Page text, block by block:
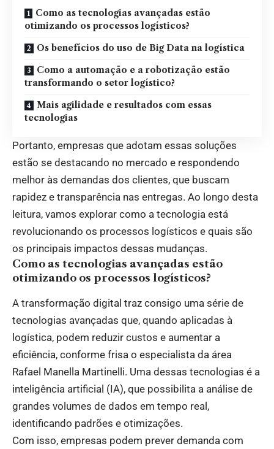
Como as tecnologias avançadas estão
otimizando os processos logísticos?
Os benefícios do uso de Big Data na logística
Como a automação e a robotização estão
transformando o setor logístico?
Mais agilidade e resultados com essas
tecnologias
Portanto, empresas que adotam essas soluções
estão se destacando no mercado e respondendo
melhor às demandas dos clientes, que buscam
rapidez e transparência nas entregas. Ao longo desta
leitura, vamos explorar como a tecnologia está
revolucionando os processos logísticos e quais são
os principais impactos dessas mudanças.
Como as tecnologias avançadas estão
otimizando os processos logísticos?
A transformação digital traz consigo uma série de
tecnologias avançadas que, quando aplicadas à
logística, podem reduzir custos e aumentar a
eficiência, conforme frisa o especialista da área
Rafael Manella Martinelli. Uma dessas tecnologias é a
inteligência artificial (IA), que possibilita a análise de
grandes volumes de dados em tempo real,
identificando padrões e otimizações.
Com isso, empresas podem prever demanda com